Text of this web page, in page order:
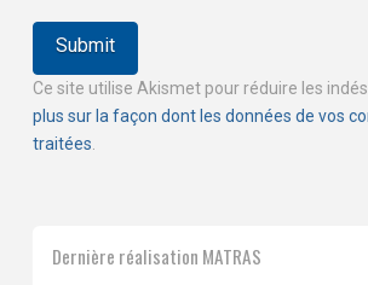
Ce site utilise Akismet pour réduire les
plus sur la façon dont les données de vos
traitées
Dernière réalisation MATRAS